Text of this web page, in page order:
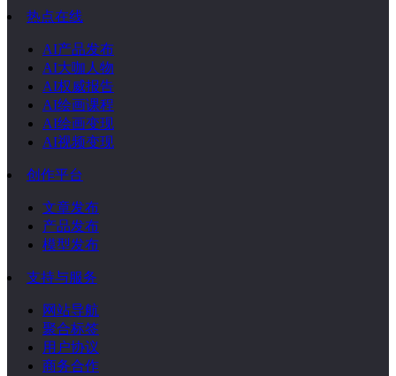
热点在线
AI产品发布
AI大咖人物
AI权威报告
AI绘画课程
AI绘画变现
AI视频变现
创作平台
文章发布
产品发布
模型发布
支持与服务
网站导航
聚合标签
用户协议
商务合作